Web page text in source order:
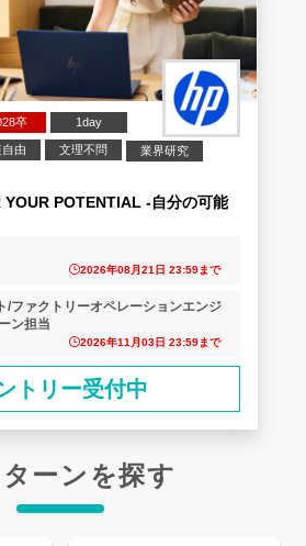
卒 1day
自由 文理不問 業界研究
YOUR POTENTIAL -自分の可能
2026年08月21日 23:59まで
/ファクトリーオペレーションエンジ
ン担当
2026年11月03日 23:59まで
トリー受付中
ーンを探す